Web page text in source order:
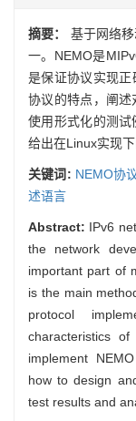
摘要： 基于网络
一。NEMO是
是保证协议实现
协议的特点，阐
使用形式化的测试
给出在Linux实现下
关键词: NEMO协
述语言
Abstract: IPv6
the network
important part of
is the main
protocol
characteristics
implement
how to design
test results and